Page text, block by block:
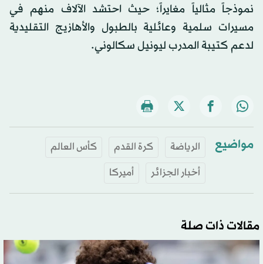
نموذجاً مثالياً مغايراً؛ حيث احتشد الآلاف منهم في
مسيرات سلمية وعائلية بالطبول والأهازيج التقليدية
لدعم كتيبة المدرب ليونيل سكالوني.
مواضيع الرياضة كرة القدم
كأس العالم
أخبار الجزائر
أميركا
مقالات ذات صلة